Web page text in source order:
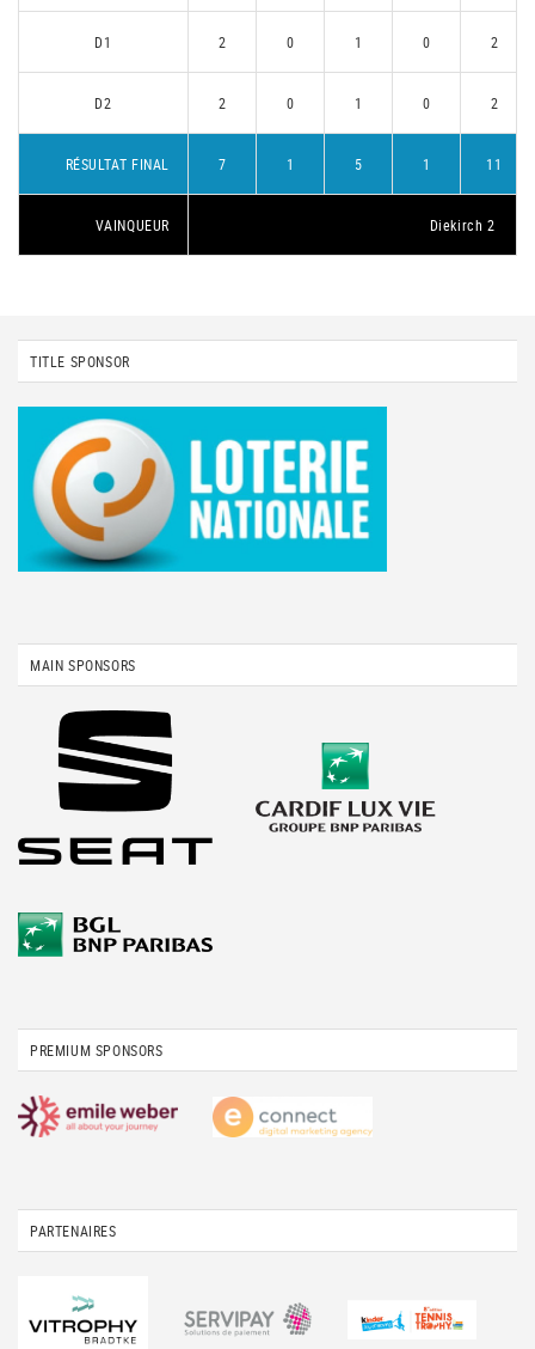
D1 2 0 1 0 2
D2 2 0 1 0 2
RÉSULTAT FINAL 7 1 5 1 11
VAINQUEUR Diekirch 2
TITLE SPONSOR
MAIN SPONSORS
PREMIUM SPONSORS
PARTENAIRES